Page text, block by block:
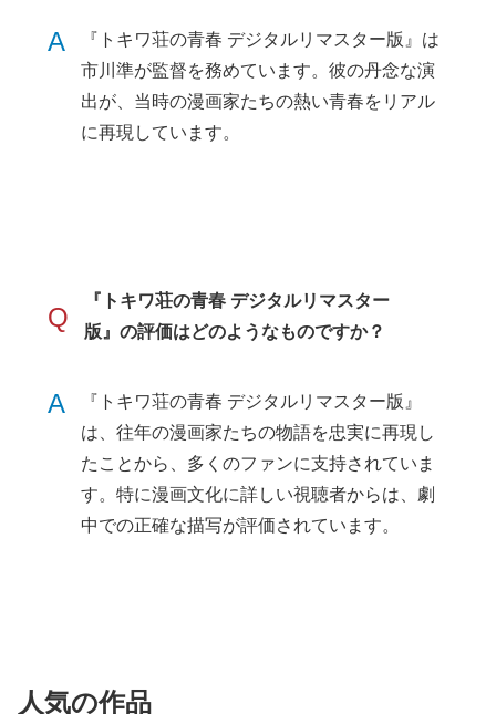
A
『トキワ荘の青春 デジタルリマスター版』は
市川準が監督を務めています。彼の丹念な演
出が、当時の漫画家たちの熱い青春をリアル
に再現しています。
Q
『トキワ荘の青春 デジタルリマスター
版』の評価はどのようなものですか？
A
『トキワ荘の青春 デジタルリマスター版』
は、往年の漫画家たちの物語を忠実に再現し
たことから、多くのファンに支持されていま
す。特に漫画文化に詳しい視聴者からは、劇
中での正確な描写が評価されています。
人気の作品